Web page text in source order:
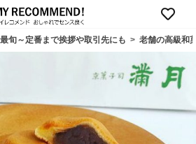
旬～定番まで挨拶や取引先にも > 老舗の高級和